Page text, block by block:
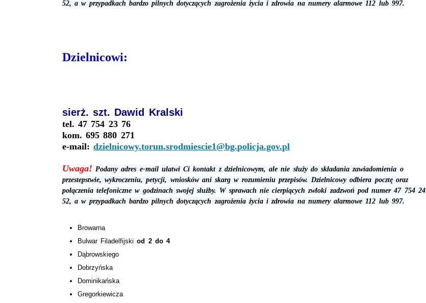
52, a w przypadkach bardzo pilnych dotyczących zagrożenia życia i zdrowia na numery alarmowe 112 lub 997.
Dzielnicowi:
sierż. szt. Dawid Kralski
tel. 47 754 23 76
kom. 695 880 271
e-mail:dzielnicowy.torun.srodmiescie1@bg.policja.gov.pl
Uwaga! Podany adres e-mail ułatwi Ci kontakt z dzielnicowym, ale nie służy do składania zawiadomienia o
przestepstwie, wykroczeniu, petycji, wniosków ani skarg w rozumieniu przepisów. Dzielnicowy odbiera pocztę oraz
połączenia telefoniczne w godzinach swojej służby. W sprawach nie cierpiących zwłoki zadzwoń pod numer 47 754 24
52, a w przypadkach bardzo pilnych dotyczących zagrożenia życia i zdrowia na numery alarmowe 112 lub 997.
Browarna
Bulwar Filadelfijskiod 2 do 4
Dąbrowskiego
Dobrzyńska
Dominikańska
Gregorkiewicza